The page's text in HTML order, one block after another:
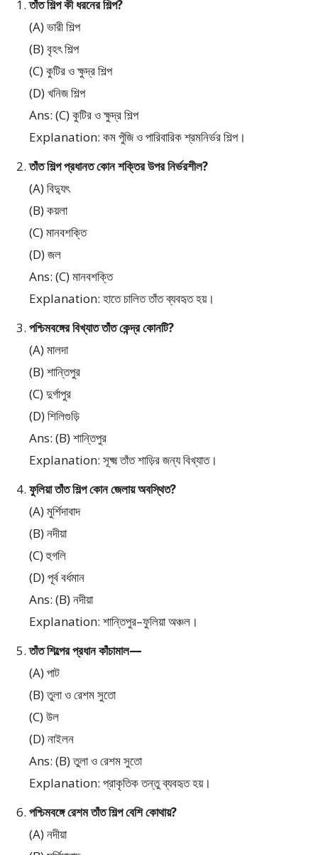
তাঁত শিল্প কী ধরনের শিল্প?
(A) ভারী শিল্প
(B) বৃহৎ শিল্প
(C) কুটির ও ক্ষুদ্র শিল্প
(D) খনিজ শিল্প
Ans: (C) কুটির ও ক্ষুদ্র শিল্প
Explanation: কম পুঁজি ও পারিবারিক শ্রমনির্ভর শিল্প।
তাঁত শিল্প প্রধানত কোন শক্তির উপর নির্ভরশীল?
(A) বিদ্যুৎ
(B) কয়লা
(C) মানবশক্তি
(D) জল
Ans: (C) মানবশক্তি
Explanation: হাতে চালিত তাঁত ব্যবহৃত হয়।
পশ্চিমবঙ্গের বিখ্যাত তাঁত কেন্দ্র কোনটি?
(A) মালদা
(B) শান্তিপুর
(C) দুর্গাপুর
(D) শিলিগুড়ি
Ans: (B) শান্তিপুর
Explanation: সূক্ষ্ম তাঁত শাড়ির জন্য বিখ্যাত।
ফুলিয়া তাঁত শিল্প কোন জেলায় অবস্থিত?
(A) মুর্শিদাবাদ
(B) নদীয়া
(C) হুগলি
(D) পূর্ব বর্ধমান
Ans: (B) নদীয়া
Explanation: শান্তিপুর–ফুলিয়া অঞ্চল।
তাঁত শিল্পের প্রধান কাঁচামাল—
(A) পাট
(B) তুলা ও রেশম সুতো
(C) উল
(D) নাইলন
Ans: (B) তুলা ও রেশম সুতো
Explanation: প্রাকৃতিক তন্তু ব্যবহৃত হয়।
পশ্চিমবঙ্গে রেশম তাঁত শিল্প বেশি কোথায়?
(A) নদীয়া